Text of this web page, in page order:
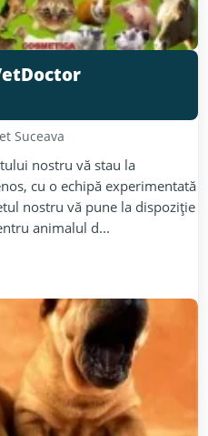
Suceava
nostru vă stau la
cu o echipă experimentată
nostru vă pune la dispoziţie
animalul d...